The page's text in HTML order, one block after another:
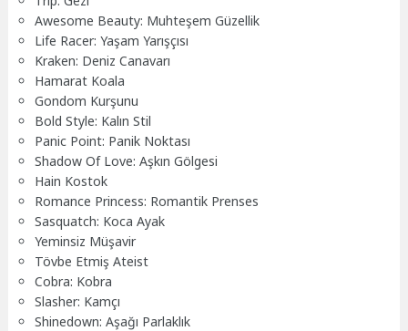
Awesome Beauty: Muhteşem Güzellik
Life Racer: Yaşam Yarışçısı
Kraken: Deniz Canavarı
Hamarat Koala
Gondom Kurşunu
Bold Style: Kalın Stil
Panic Point: Panik Noktası
Shadow Of Love: Aşkın Gölgesi
Hain Kostok
Romance Princess: Romantik Prenses
Sasquatch: Koca Ayak
Yeminsiz Müşavir
Tövbe Etmiş Ateist
Cobra: Kobra
Slasher: Kamçı
Shinedown: Aşağı Parlaklık